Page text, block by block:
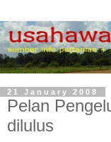
21 January 2008
Pelan
dilulus